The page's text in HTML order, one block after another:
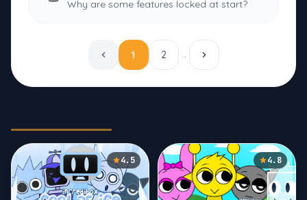
Why are some features locked at start?
1 2 …
4.5 4.8